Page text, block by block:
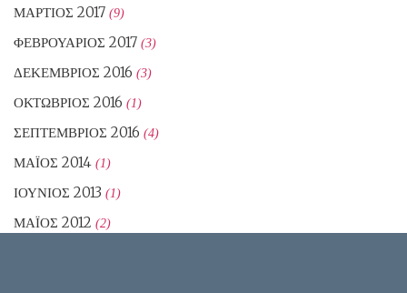
ΜΆΡΤΙΟΣ 2017 (9)
ΦΕΒΡΟΥΆΡΙΟΣ 2017 (3)
ΔΕΚΈΜΒΡΙΟΣ 2016 (3)
ΟΚΤΏΒΡΙΟΣ 2016 (1)
ΣΕΠΤΈΜΒΡΙΟΣ 2016 (4)
ΜΆΙΟΣ 2014 (1)
ΙΟΎΝΙΟΣ 2013 (1)
ΜΆΙΟΣ 2012 (2)